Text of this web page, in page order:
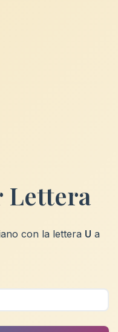
Lettera
con la lettera U a